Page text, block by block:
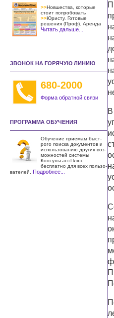
>>Новшества, которые
стоит попробовать
>>Юристу. Готовые
решения (Проф). Аренда
Читать дальше...
ЗВОНОК НА ГОРЯЧУЮ ЛИНИЮ
680-2000
Форма обратной связи
ПРОГРАММА ОБУЧЕНИЯ
Обучение приемам быст­
рого поиска документов и
использо­ванию других воз­
можностей системы
КонсультантПлюс -
бесплатно для всех пользо­
вателей. Подробнее...